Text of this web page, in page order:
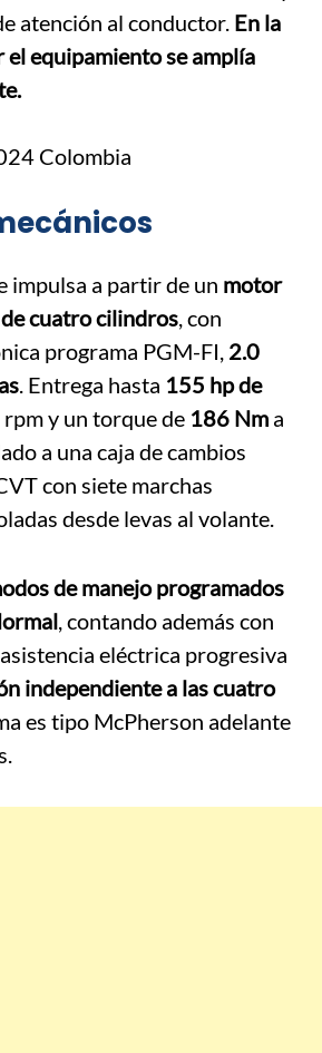
atención al conductor. En la
equipamiento se amplía
impulsa a partir de un motor
cuatro cilindros, con
programa PGM-FI, 2.0
. Entrega hasta 155 hp de
y un torque de 186 Nm a
a una caja de cambios
con siete marchas
desde levas al volante.
de manejo programados
, contando además con
eléctrica progresiva
independiente a las cuatro
es tipo McPherson adelante